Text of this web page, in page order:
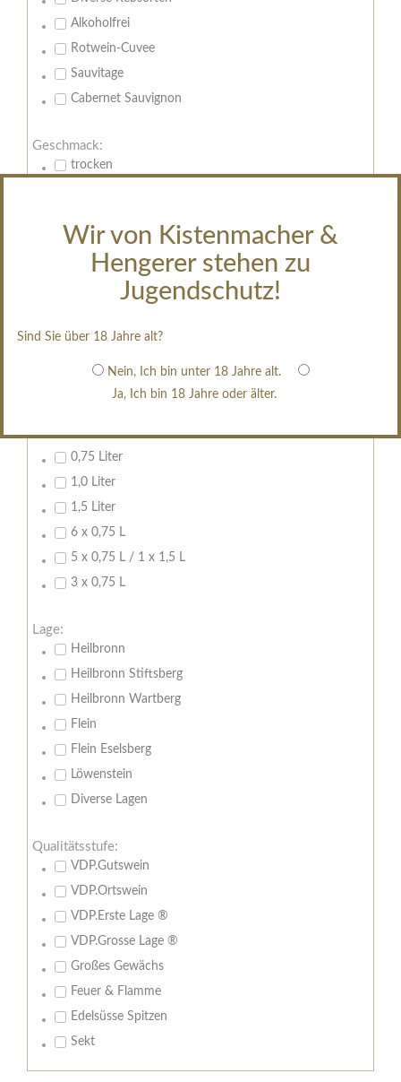
Wir von Kistenmacher &
Hengerer stehen zu
Jugendschutz!
Sind Sie über 18 Jahre alt?
Nein, Ich bin unter 18 Jahre alt.
Ja, Ich bin 18 Jahre oder älter.
Alkoholfrei
Rotwein-Cuvee
Sauvitage
Cabernet Sauvignon
Geschmack:
trocken
restsüß
edelsüß
im Holzfass gereift
erfrischend, nicht zu süß
0,7 Liter
0,75 Liter
1,0 Liter
1,5 Liter
6 x 0,75 L
5 x 0,75 L / 1 x 1,5 L
3 x 0,75 L
Lage:
Heilbronn
Heilbronn Stiftsberg
Heilbronn Wartberg
Flein
Flein Eselsberg
Löwenstein
Diverse Lagen
Qualitätsstufe:
VDP.Gutswein
VDP.Ortswein
VDP.Erste Lage ®
VDP.Grosse Lage ®
Großes Gewächs
Feuer & Flamme
Edelsüsse Spitzen
Sekt